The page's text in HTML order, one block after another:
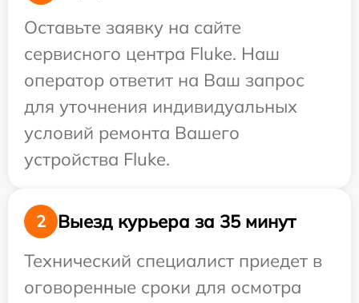
Оставьте заявку на сайте
сервисного центра Fluke. Наш
оператор ответит на Ваш запрос
для уточнения индивидуальных
условий ремонта Вашего
устройства Fluke.
2
Выезд курьера за 35 минут
Технический специалист приедет в
оговоренные сроки для осмотра